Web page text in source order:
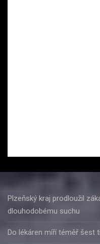
Plzeňský kraj prodloužil
dlouhodobému suchu
Do lékáren míří téměř šest